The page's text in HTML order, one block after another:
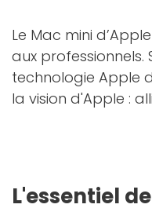
Le Mac mini
aux
technologie Apple
la vision d'Apple :
L'essentiel